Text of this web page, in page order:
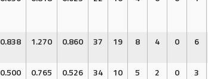
0.838 1.270 0.860 37 19 8 4 0 6
0.500 0.765 0.526 34 10 5 2 0 3